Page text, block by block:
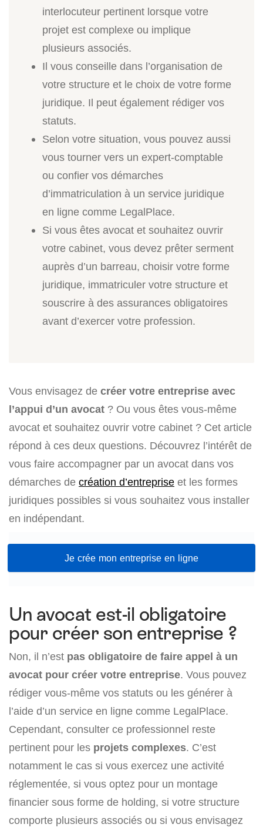
interlocuteur pertinent lorsque votre
projet est complexe ou implique
plusieurs associés.
Il vous conseille dans l’organisation de
votre structure et le choix de votre forme
juridique. Il peut également rédiger vos
statuts.
Selon votre situation, vous pouvez aussi
vous tourner vers un expert-comptable
ou confier vos démarches
d’immatriculation à un service juridique
en ligne comme LegalPlace.
Si vous êtes avocat et souhaitez ouvrir
votre cabinet, vous devez prêter serment
auprès d’un barreau, choisir votre forme
juridique, immatriculer votre structure et
souscrire à des assurances obligatoires
avant d’exercer votre profession.
Vous envisagez de créer votre entreprise avec
l’appui d’un avocat ? Ou vous êtes vous-même
avocat et souhaitez ouvrir votre cabinet ? Cet article
répond à ces deux questions. Découvrez l’intérêt de
vous faire accompagner par un avocat dans vos
démarches de création d’entreprise et les formes
juridiques possibles si vous souhaitez vous installer
en indépendant.
Je crée mon entreprise en ligne
Un avocat est-il obligatoire
pour créer son entreprise ?
Non, il n’est pas obligatoire de faire appel à un
avocat pour créer votre entreprise. Vous pouvez
rédiger vous-même vos statuts ou les générer à
l’aide d’un service en ligne comme LegalPlace.
Cependant, consulter ce professionnel reste
pertinent pour les projets complexes. C’est
notamment le cas si vous exercez une activité
réglementée, si vous optez pour un montage
financier sous forme de holding, si votre structure
comporte plusieurs associés ou si vous envisagez